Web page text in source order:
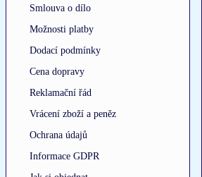
Smlouva o dílo
Možnosti platby
Dodací podmínky
Cena dopravy
Reklamační řád
Vrácení zboží a peněz
Ochrana údajů
Informace GDPR